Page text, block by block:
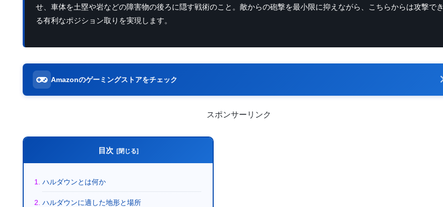
せ、車体を土塁や岩などの障害物の後ろに隠す戦術のこと。敵からの砲撃を最小限に抑えながら、こちらからは攻撃でき
る有利なポジション取りを実現します。
Amazonのゲーミングストアをチェック
スポンサーリンク
目次
ハルダウンとは何か
ハルダウンに適した地形と場所